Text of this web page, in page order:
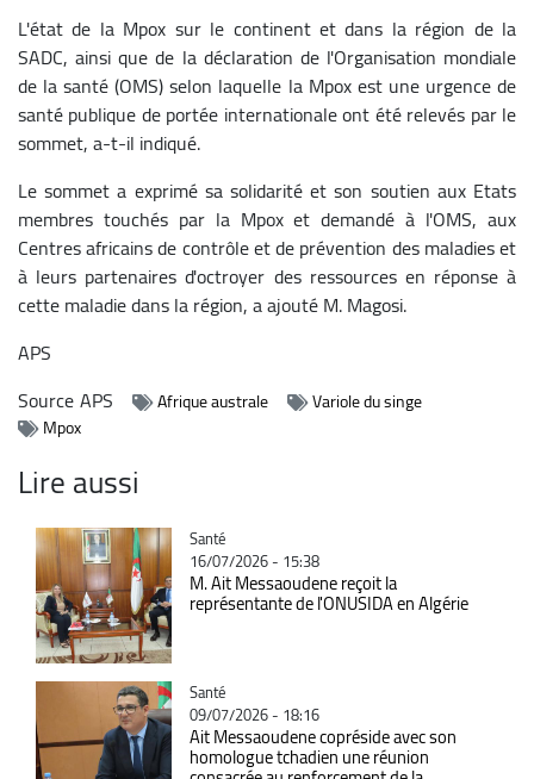
L'état de la Mpox sur le continent et dans la région de la
SADC, ainsi que de la déclaration de l'Organisation mondiale
de la santé (OMS) selon laquelle la Mpox est une urgence de
santé publique de portée internationale ont été relevés par le
sommet, a-t-il indiqué.
Le sommet a exprimé sa solidarité et son soutien aux Etats
membres touchés par la Mpox et demandé à l'OMS, aux
Centres africains de contrôle et de prévention des maladies et
à leurs partenaires d'octroyer des ressources en réponse à
cette maladie dans la région, a ajouté M. Magosi.
APS
SourceAPS Afrique australe
Variole du singe
Mpox
Lire aussi
Catégorie
Santé
16/07/2026 - 15:38
M. Ait Messaoudene reçoit la
représentante de l'ONUSIDA en Algérie
Catégorie
Santé
09/07/2026 - 18:16
Ait Messaoudene copréside avec son
homologue tchadien une réunion